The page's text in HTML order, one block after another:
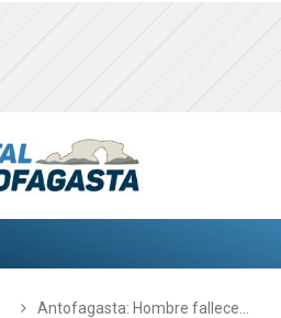
Antofagasta: Hombre fallece…